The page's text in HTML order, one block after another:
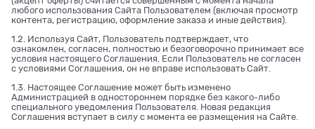
любого использования Сайта Пользователем (включая просмотр
контента, регистрацию, оформление заказа и иные действия).
1.2. Используя Сайт, Пользователь подтверждает, что
ознакомлен, согласен, полностью и безоговорочно принимает все
условия настоящего Соглашения. Если Пользователь не согласен
с условиями Соглашения, он не вправе использовать Сайт.
1.3. Настоящее Соглашение может быть изменено
Администрацией в одностороннем порядке без какого-либо
специального уведомления Пользователя. Новая редакция
Соглашения вступает в силу с момента ее размещения на Сайте.